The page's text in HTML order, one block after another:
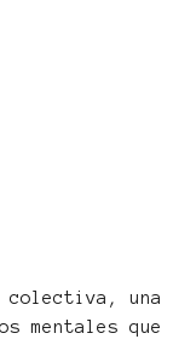
colectiva, una
mentales que